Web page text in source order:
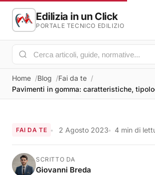
Edilizia in un Click
PORTALE TECNICO EDILIZIO
Home Blog
Fai da te
Pavimenti in gomma: caratteristiche,
FAI DA TE 2 Agosto 2023 4 min di
SCRITTO DA
Giovanni Breda